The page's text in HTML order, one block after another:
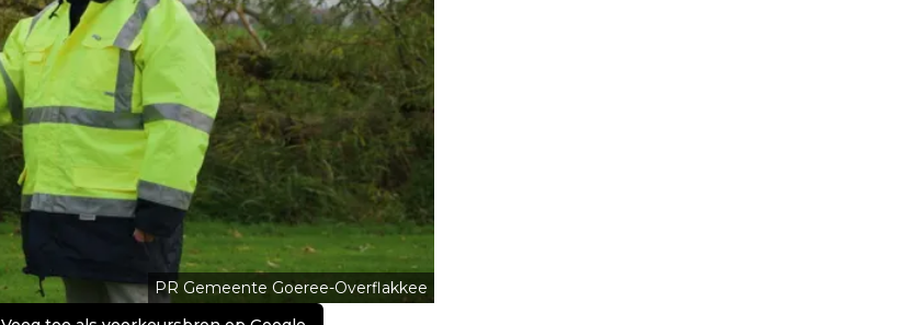
PR Gemeente Goeree-Overflakkee